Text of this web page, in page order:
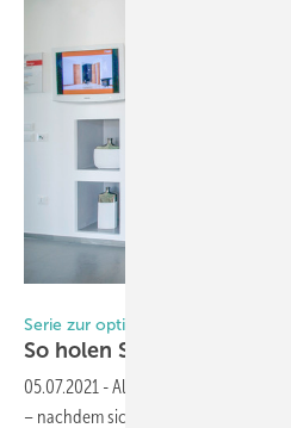
Serie zur optimalen Showroom-
So holen Sie den Kunden
05.07.2021 -Allmählich kommt der
– nachdem sich Kunden